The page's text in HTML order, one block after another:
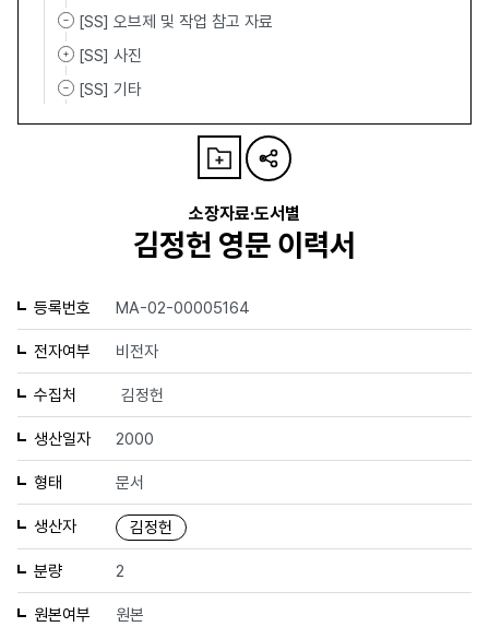
[SS] 오브제 및 작업 참고 자료
[SS] 사진
[SS] 기타
소장자료·도서별
김정헌 영문 이력서
등록번호 MA-02-00005164
전자여부 비전자
수집처 김정헌
생산일자 2000
형태 문서
생산자 김정헌
분량 2
원본여부 원본